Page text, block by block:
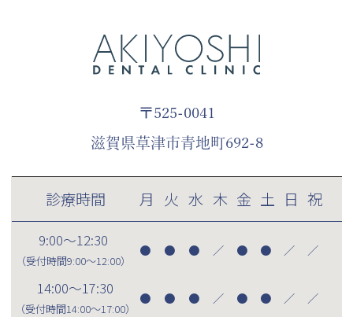
〒525-0041
滋賀県草津市青地町692-8
診療時間 月 火 水 木 金 土 日 祝
9:00～12:30
（受付時間9:00～12:00）
● ● ● ／ ● ● ／ ／
14:00～17:30
（受付時間14:00～17:00）
● ● ● ／ ● ● ／ ／